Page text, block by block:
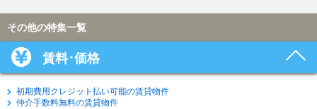
その他の特集一覧
賃料･価格
初期費用クレジット払い可能の賃貸物件
仲介手数料無料の賃貸物件